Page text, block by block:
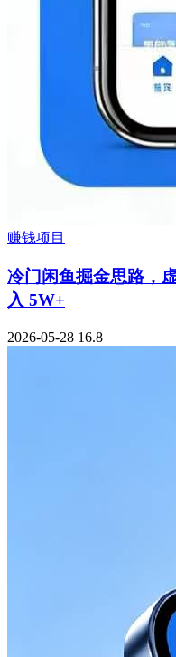
赚钱项目
冷门闲鱼掘金思路，
入 5W+
2026-05-28 16.8